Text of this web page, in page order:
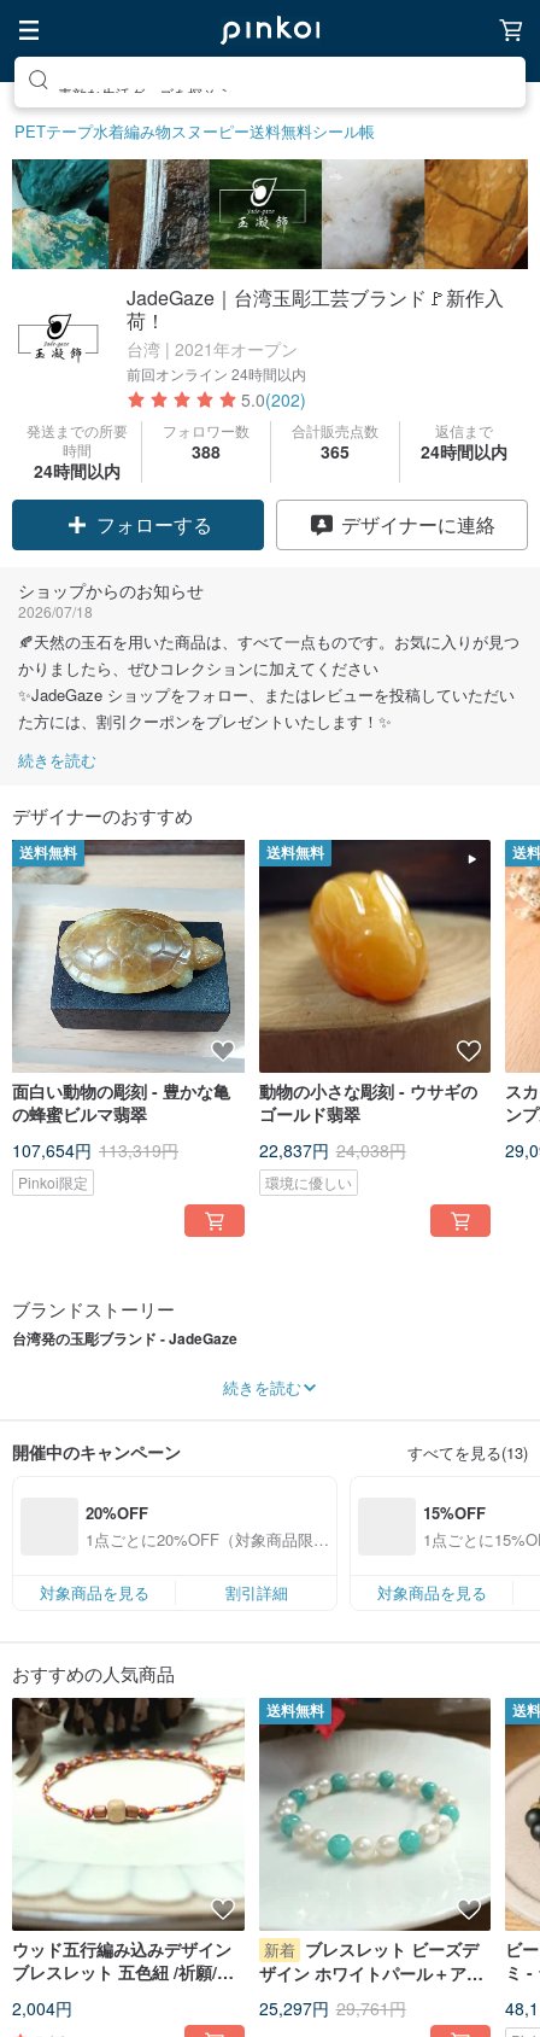
PETテープ水着編み物スヌーピー送料無料シール帳
JadeGaze｜台湾玉彫工芸ブランド🚩新作入
荷！
台湾 | 2021年オープン
前回オンライン 24時間以内
5.0(202)
発送までの所要
時間
24時間以内
フォロワー数
388
合計販売点数
365
返信まで
24時間以内
クーポン取得
フォローする
デザイナーに連絡
ショップからのお知らせ
2026/07/18
🍂天然の玉石を用いた商品は、すべて一点ものです。お気に入りが見つ
かりましたら、ぜひコレクションに加えてください
✨JadeGaze ショップをフォロー、またはレビューを投稿していただい
た方には、割引クーポンをプレゼントいたします！✨
続きを読む
デザイナーのおすすめ
送料無料
面白い動物の彫刻 - 豊かな亀
の蜂蜜ビルマ翡翠
107,654円 113,319円
Pinkoi限定
送料無料
動物の小さな彫刻 - ウサギの
ゴールド翡翠
22,837円 24,038円
環境に優しい
送
ス
ン
ブランドストーリー
台湾発の玉彫ブランド - JadeGaze
すべての玉石作品は、一点ずつ手作業で彫刻されています。伝統工芸の技術に
現代的な発想を取り入れ、天然素材が持つ色合いや模様に合わせて、それぞれ
玉彫クリエイティブディレクター - 謝忠仁
30 年以上の経験を持つ台湾の玉彫工芸デザイナーです。その後、仲間を迎えて
JadeGaze チームを結成し、共同制作を通して作品に多様で日常に寄り添う要
彩を巧みに生かし、躍動感あふれる造形へと仕上げています。
合わせながら、若い世代にも親しみやすいハンドメイドジュエリーを制作して
います。デザイン性のある玉石ペンダント、モダンな玉石ブレスレット、ピア
ス・イヤリングなどを展開。銀線を用いた手仕事は繊細で上質な印象を与え、
さまざまな場面で身に着けられます。手編みのブレスレットやネックレスは、
クラシカルで優雅かつ華やかな雰囲気が魅力です。天然石は長く保存しやす
く、お手入れもしやすい素材で、多彩なデザインを取りそろえています。
⚜JadeGaze の商品カテゴリー⚜
|| 玉石を組み合わせたデザイン ピアス・イヤリング
pinkoi.com/store/jadegaze?
|| 玉石・水晶・シルバーの
ブレスレット
pinkoi.com/store/jadegaze?
|| クラシカル＆モダンデザインのネックレス
pinkoi.com/store/jadegaze?
catp=grou...
|| 多彩な造形の玉石ペンダントpinkoi.com/store/jadegaze?tag=%E7%8...
|| 玉彫の動物・干支オブジェpinkoi.com/store/jadegaze?catp=grou...
1973 年 作者・謝忠仁、彰化県芳苑郷に生まれる
続きを読む
開催中のキャンペーン すべてを見る(13)
20%OFF
1点ごとに20%OFF（対象商品限
対象商品を見る
割引詳細
15%OFF
1点ごとに
対象商品を見る
おすすめの人気商品
ウッド五行編み込みデザイン
ブレスレット 五色紐 /祈願/五
2,004円
送料無料
新着 ブレスレット ビーズデ
ザイン ホワイトパール＋アマ
ゾナイト
25,297円 29,761円
送
ビ
ミ -
ク/